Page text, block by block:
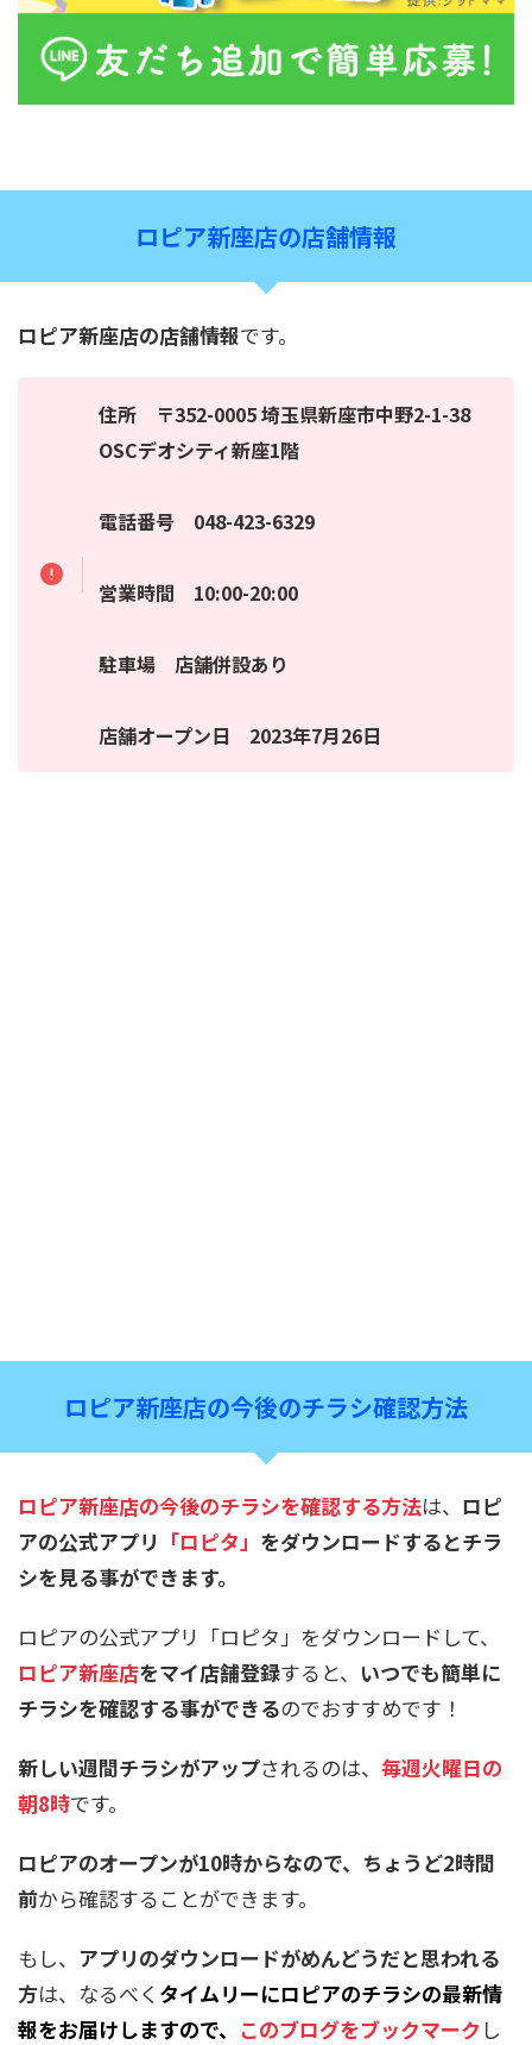
ロピア新座店の店舗情報
ロピア新座店の店舗情報です。
住所 〒352-0005 埼玉県新座市中野2-1-38
OSCデオシティ新座1階
電話番号 048-423-6329
営業時間 10:00-20:00
駐車場 店舗併設あり
店舗オープン日 2023年7月26日
ロピア新座店の今後のチラシ確認方法
ロピア新座店の今後のチラシを確認する方法は、 ロピ
アの公式アプリ 「ロピタ」 をダウンロードするとチラ
シを見る事ができます。
ロピアの公式アプリ「ロピタ」をダウンロードして、
ロピア新座店をマイ店舗登録すると、 いつでも簡単に
チラシを確認する事ができるのでおすすめです！
新しい週間チラシがアップされるのは、 毎週火曜日の
朝8時です。
ロピアのオープンが10時からなので、ちょうど2時間
前から確認することができます。
もし、 アプリのダウンロードがめんどうだと思われる
方は、なるべく タイムリーにロピアのチラシの最新情
報をお届けしますので、 このブログをブックマーク し